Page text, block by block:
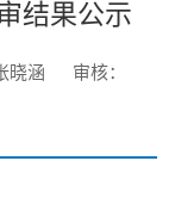
结果公示
晓涵
审核：